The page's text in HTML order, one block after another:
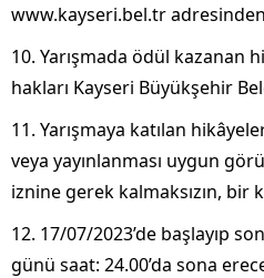
www.kayseri.bel.tr adresinden
10. Yarışmada ödül kazanan
hakları Kayseri Büyükşehir
11. Yarışmaya katılan
veya yayınlanması uygun
iznine gerek kalmaksızın, bir
12. 17/07/2023’de başlayıp
günü saat: 24.00’da sona